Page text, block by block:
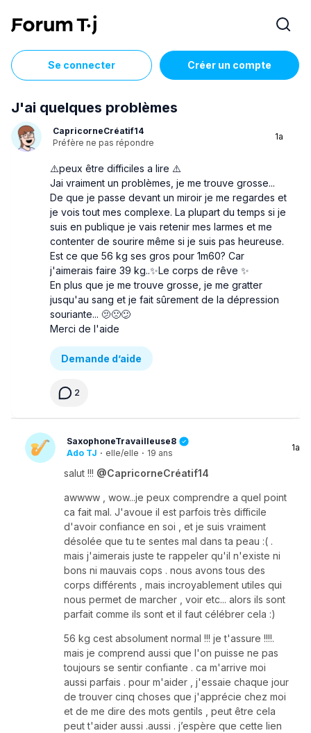
Se connecter Créer un compte
J'ai quelques problèmes
CapricorneCréatif14
Préfère ne pas répondre
1a
⚠️peux être difficiles a lire ⚠️
Jai vraiment un problèmes, je me trouve grosse...
De que je passe devant un miroir je me regardes et
je vois tout mes complexe. La plupart du temps si je
suis en publique je vais retenir mes larmes et me
contenter de sourire même si je suis pas heureuse.
Est ce que 56 kg ses gros pour 1m60? Car
j'aimerais faire 39 kg..✨Le corps de rêve ✨
En plus que je me trouve grosse, je me gratter
jusqu'au sang et je fait sûrement de la dépression
souriante... 🫤🙁😕
Merci de l'aide
Demande d’aide
2
SaxophoneTravailleuse8
Ado TJ · elle/elle · 19 ans
1a
salut !!! @CapricorneCréatif14
awwww , wow...je peux comprendre a quel point
ca fait mal. J'avoue il est parfois très difficile
d'avoir confiance en soi , et je suis vraiment
désolée que tu te sentes mal dans ta peau :( .
mais j'aimerais juste te rappeler qu'il n'existe ni
bons ni mauvais cops . nous avons tous des
corps différents , mais incroyablement utiles qui
nous permet de marcher , voir etc... alors ils sont
parfait comme ils sont et il faut célébrer cela :)
56 kg cest absolument normal !!! je t'assure !!!!.
mais je comprend aussi que l'on puisse ne pas
toujours se sentir confiante . ca m'arrive moi
aussi parfais . pour m'aider , j'essaie chaque jour
de trouver cinq choses que j'apprécie chez moi
et de me dire des mots gentils , peut être cela
peut t'aider aussi .aussi . j’espère que cette lien